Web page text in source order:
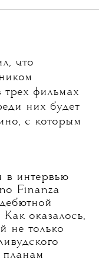
что
фильмах
них будет
с которым
в интервью
Finanza
оказалось,
не только